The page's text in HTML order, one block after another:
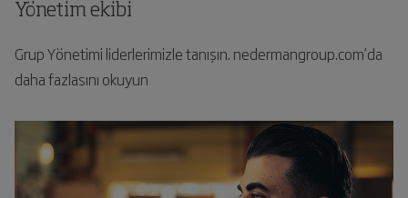
Yönetim ekibi
Grup Yönetimi liderlerimizle tanışın. nedermangroup.com’da
daha fazlasını okuyun